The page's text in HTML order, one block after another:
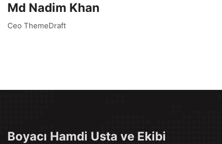
Md Nadim Khan
Ceo ThemeDraft
Boyacı Hamdi Usta ve Ekibi